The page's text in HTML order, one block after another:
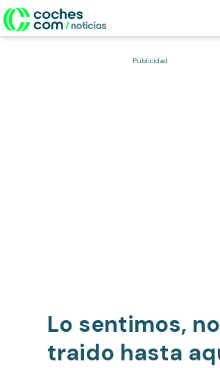
Publicidad
Lo sentimos,
traido hasta